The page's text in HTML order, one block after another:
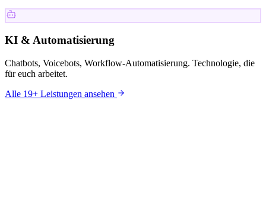
KI & Automatisierung
Chatbots, Voicebots, Workflow-Automatisierung. Technologie, die
für euch arbeitet.
Alle 19+ Leistungen ansehen